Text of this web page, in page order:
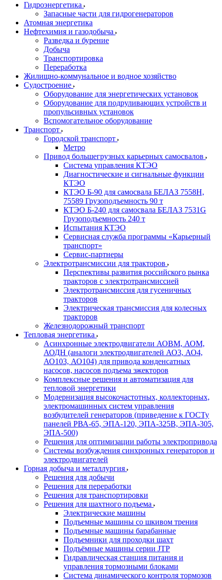
Гидроэнергетика
Запасные части для гидрогенераторов
Атомная энергетика
Нефтехимия и газодобыча
Разведка и бурение
Добыча
Транспортировка
Переработка
Жилищно-коммунальное и водное хозяйство
Судостроение
Оборудование для энергетических установок
Оборудование для подруливающих устройств и
пропульсивных установок
Вспомогательное оборудование
Транспорт
Городской транспорт
Метро
Привод большегрузных карьерных самосвалов
Система управления КТЭО
Диагностические и сигнальные функции
КТЭО
КТЭО Б-90 для самосвала БЕЛАЗ 7558H,
75589 Грузоподъемность 90 т
КТЭО Б-240 для самосвала БЕЛАЗ 7531G
Грузоподъемность 240 т
Испытания КТЭО
Сервисная служба программы «Карьерный
транспорт»
Сервис-партнеры
Электротрансмиссии для тракторов
Перспективы развития российского рынка
тракторов с электротрансмиссией
Электротрансмиссия для гусеничных
тракторов
Электрическая трансмиссия для колесных
тракторов
Железнодорожный транспорт
Тепловая энергетика
Асинхронные электродвигатели АОВМ, АОМ,
АОДН (аналоги электродвигателей АО3, АО4,
АО103, АО104) для привода конденсатных
насосов, насосов подъема эжекторов
Комплексные решения и автоматизация для
тепловой энергетики
Модернизация высокочастотных, коллекторных,
электромашинных систем управления
возбудителей генераторов (приведение к ГОСТу
панелей РВА-65, ЭПА-120, ЭПА-325В, ЭПА-305,
ЭПА-500)
Решения для оптимизации работы электропривода
Системы возбуждения синхронных генераторов и
электродвигателей
Горная добыча и металлургия
Решения для добычи
Решения для переработки
Решения для транспортировки
Решения для шахтного подъема
Электрические машины
Подъемные машины со шкивом трения
Подъемные машины барабанные
Подъемники для проходки шахт
Подъёмные машины серии JTP
Гидравлическая станция питания и
управления тормозными блоками
Система динамического контроля тормозов